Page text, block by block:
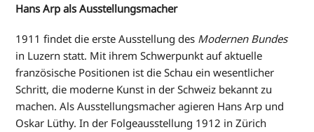
Hans Arp als Ausstellungsmacher
1911 findet die erste Ausstellung des Modernen Bundes
in Luzern statt. Mit ihrem Schwerpunkt auf aktuelle
französische Positionen ist die Schau ein wesentlicher
Schritt, die moderne Kunst in der Schweiz bekannt zu
machen. Als Ausstellungsmacher agieren Hans Arp und
Oskar Lüthy. In der Folgeausstellung 1912 in Zürich